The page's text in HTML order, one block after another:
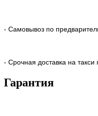
- Самовывоз по
- Срочная доставка на такси
Гарантия